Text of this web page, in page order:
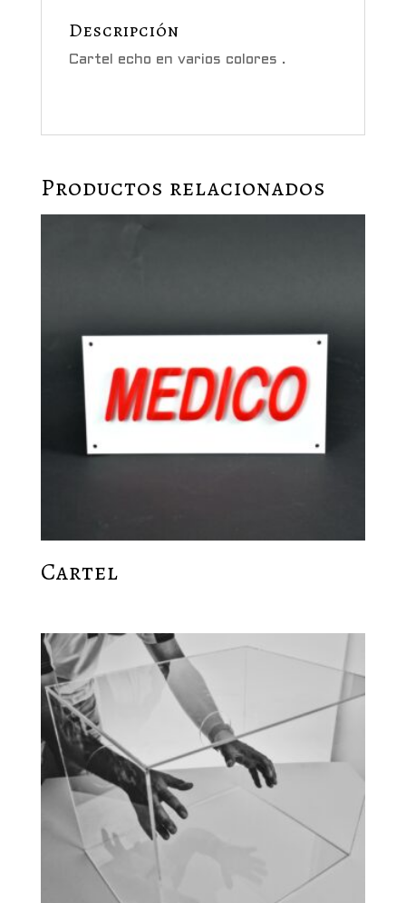
Descripción
Cartel echo en varios colores .
Productos relacionados
Cartel